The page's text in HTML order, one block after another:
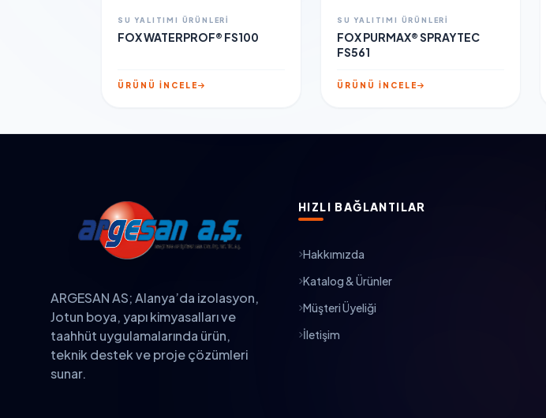
SU YALITIMI ÜRÜNLERI
FOX WATERPROF® FS100
ÜRÜNÜ İNCELE
SU YALITIMI ÜRÜNLERI
FOX PURMAX® SPRAYTEC
FS561
ÜRÜNÜ İNCELE
ARGESAN AS; Alanya’da izolasyon,
Jotun boya, yapı kimyasalları ve
taahhüt uygulamalarında ürün,
teknik destek ve proje çözümleri
sunar.
HIZLI BAĞLANTILAR
Hakkımızda
Katalog & Ürünler
Müşteri Üyeliği
İletişim